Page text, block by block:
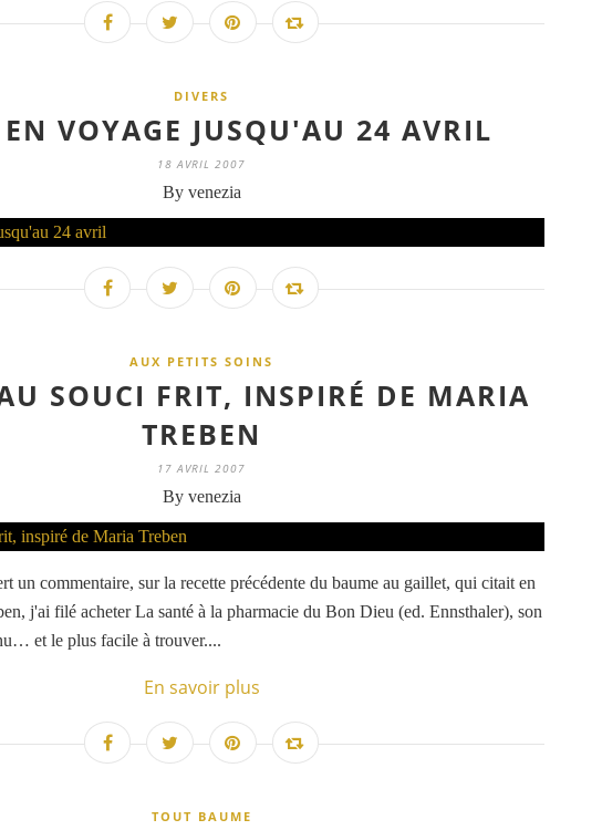
DIVERS
VOYAGE JUSQU'AU 24 AVRIL
18 AVRIL 2007
By venezia
AUX PETITS SOINS
SOUCI FRIT, INSPIRÉ DE MARIA
TREBEN
17 AVRIL 2007
By venezia
un commentaire, sur la recette précédente du baume au gaillet, qui citait en
j'ai filé acheter La santé à la pharmacie du Bon Dieu (ed. Ennsthaler), son
et le plus facile à trouver....
En savoir plus
TOUT BAUME